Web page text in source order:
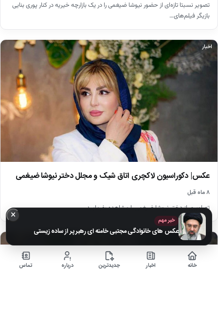
تصویر نسبتا تازه‌ای از حضور نیوشا ضیغمی را در یک بازارچه خیریه در کنار پوری بنایی
بازیگر فیلم‌های…
اخبار
عکس| دکوراسیون لاکچری اتاق شیک و مجلل دختر نیوشا ضیغمی
۸ ماه قبل
تصاویری از دختر نیوشا ضیغمی را مشاهده بفرمایید.
اخبار
× خبر مهم
عکس های خانوادگی مجتبی خامنه ای رهبر پر از ساده زیستی
خانه اخبار جدیدترین درباره تماس